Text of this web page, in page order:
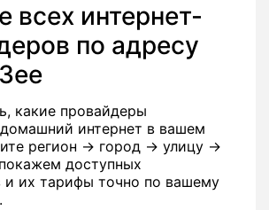
всех интернет-
по адресу
какие провайдеры
интернет в вашем
регион → город → улицу →
доступных
и их тарифы точно по вашему